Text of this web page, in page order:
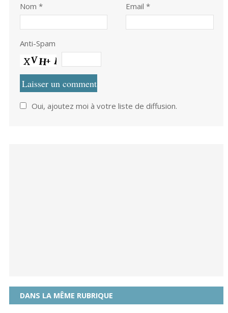
Nom * Email *
Anti-Spam
Oui, ajoutez moi à votre liste de diffusion.
DANS LA MÊME RUBRIQUE